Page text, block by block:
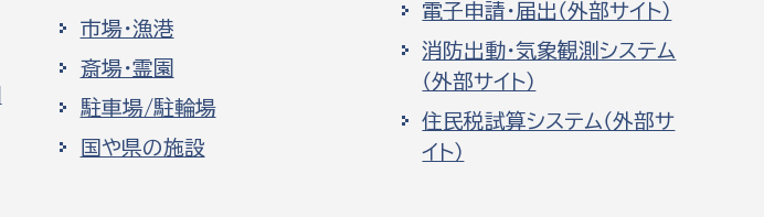
市場・漁港
斎場・霊園
駐車場/駐輪場
国や県の施設
電子申請・届出（外部サイト）
消防出動・気象観測システム
（外部サイト）
住民税試算システム（外部サ
イト）